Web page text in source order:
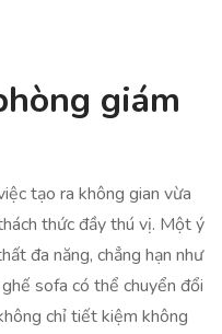
giám
tạo ra không gian vừa
thức đầy thú vị. Một ý
đa năng, chẳng hạn như
sofa có thể chuyển đổi
chỉ tiết kiệm không